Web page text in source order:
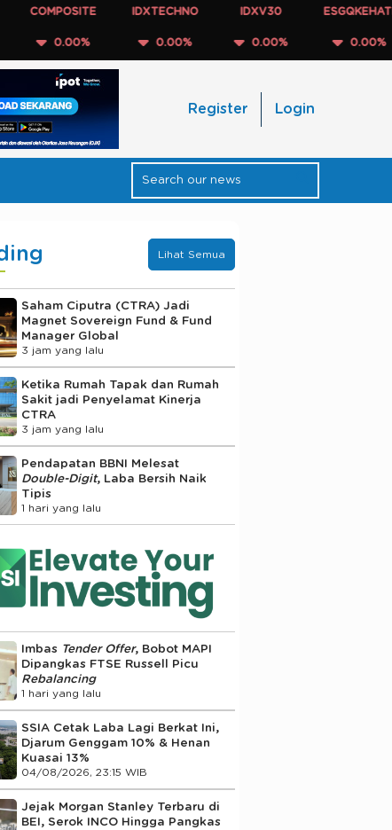
COMPOSITE
0.00%
IDXTECHNO
0.00%
IDXV30
0.00%
ESGQKEHATI
0.00%
Register Login
Lihat Semua
Saham Ciputra (CTRA) Jadi
Magnet Sovereign Fund & Fund
Manager Global
3 jam yang lalu
Ketika Rumah Tapak dan Rumah
Sakit jadi Penyelamat Kinerja
CTRA
3 jam yang lalu
Pendapatan BBNI Melesat
Double-Digit, Laba Bersih Naik
Tipis
1 hari yang lalu
Imbas Tender Offer, Bobot MAPI
Dipangkas FTSE Russell Picu
Rebalancing
1 hari yang lalu
SSIA Cetak Laba Lagi Berkat Ini,
Djarum Genggam 10% & Henan
Kuasai 13%
04/08/2026, 23:15 WIB
Jejak Morgan Stanley Terbaru di
BEI, Serok INCO Hingga Pangkas